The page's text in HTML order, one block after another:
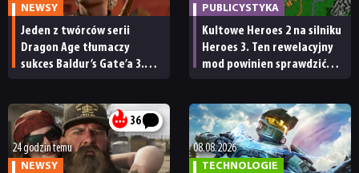
NEWSY
Jeden z twórców serii
Dragon Age tłumaczy
sukces Baldur’s Gate’a 3.
przerwie”
PUBLICYSTYKA
Kultowe Heroes 2 na silniku
Heroes 3. Ten rewelacyjny
mod powinien sprawdzić
36
24 godzin temu
NEWSY
08.08.2026
TECHNOLOGIE